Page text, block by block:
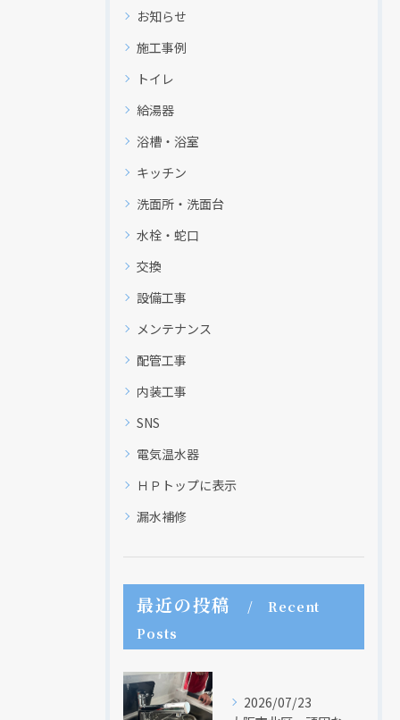
お知らせ
施工事例
トイレ
給湯器
浴槽・浴室
キッチン
洗面所・洗面台
水栓・蛇口
交換
設備工事
メンテナンス
配管工事
内装工事
SNS
電気温水器
ＨＰトップに表示
漏水補修
最近の投稿
Recent
Posts
2026/07/23